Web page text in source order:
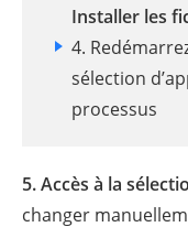
Installer les
4.
sélection
processus
5.Accès à la
changer